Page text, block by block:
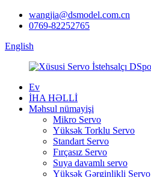
wangjia@dsmodel.com.cn
0769-82252765
English
Ev
İHA HƏLLİ
Məhsul nümayişi
Mikro Servo
Yüksək Torklu Servo
Standart Servo
Fırçasız Servo
Suya davamlı servo
Yüksək Gərginlikli Servo